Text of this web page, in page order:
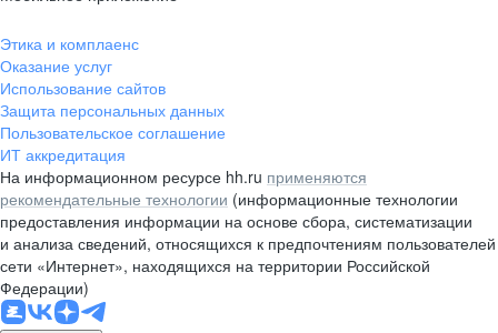
Этика и комплаенс
Оказание услуг
Использование сайтов
Защита персональных данных
Пользовательское соглашение
ИТ аккредитация
На информационном ресурсе hh.ru применяются
рекомендательные технологии (информационные технологии
предоставления информации на основе сбора, систематизации
и анализа сведений, относящихся к предпочтениям пользователей
сети «Интернет», находящихся на территории Российской
Федерации)